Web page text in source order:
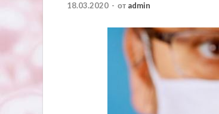
18.03.2020 - от admin